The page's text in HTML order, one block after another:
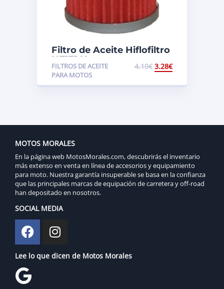
Filtro de Aceite Hiflofiltro
HF131 Hyosung
FILTROS DE ACEITE
PARA MOTOS
4.10€ 3.28€
MOTOS MORALES
En la página web MotosMorales.com, descubrirás el inventario
más extenso en venta en línea de accesorios y equipamiento
para moto. Nuestra garantía insuperable se basa en la confianza
que las principales marcas de equipación de carretera y off-road
han depositado en nosotros.
SOCIAL MEDIA
Lee lo que dicen de Motos Morales